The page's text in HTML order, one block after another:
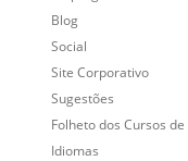
Sobre nós
Empregos
Blog
Social
Site Corporativo
Sugestões